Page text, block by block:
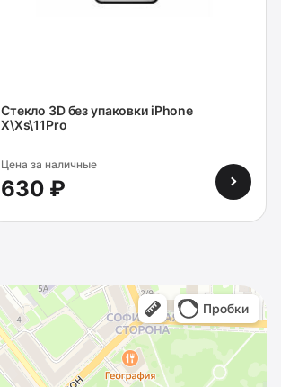
Cтекло 3D без упаковки iPhone
X\Xs\11Pro
Цена за наличные
630 ₽